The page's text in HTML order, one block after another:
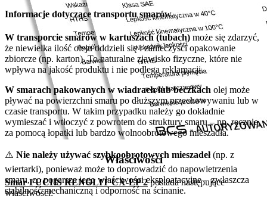
Właściwości
Smar FUCHS RENOLIT CX-EP 2 posiada następujące
właściwości:
Informacje dotyczące transportu smarów
W transporcie smarów w kartuszach (tubach) może się zdarzyć,
że niewielka ilość oleju oddzieli się i zanieczyści opakowanie
zbiorcze (np. karton). To naturalne zjawisko fizyczne, które nie
wpływa na jakość produktu i nie podlega reklamacji.
W smarach pakowanych w wiadrach lub beczkach olej może
pływać na powierzchni smaru po dłuższym przechowywaniu lub w
czasie transportu. W takim przypadku należy go dokładnie
wymieszać i wtłoczyć z powrotem do struktury smaru – np. ręcznie,
za pomocą łopatki lub bardzo wolnoobrotowego mieszadła.
⚠️ Nie należy używać szybkoobrotowych mieszadeł(np. z
wiertarki), ponieważ może to doprowadzić do napowietrzenia
smaru, co pogarsza jego właściwości eksploatacyjne – zwłaszcza
stabilność mechaniczną i odporność na ścinanie.